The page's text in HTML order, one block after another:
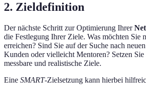
2. Zieldefinition
Der nächste Schritt zur Optimierung Ihrer
die Festlegung Ihrer Ziele. Was möchten Sie
erreichen? Sind Sie auf der Suche nach
Kunden oder vielleicht Mentoren? Setzen Sie
messbare und realistische Ziele.
Eine SMART-Zielsetzung kann hierbei